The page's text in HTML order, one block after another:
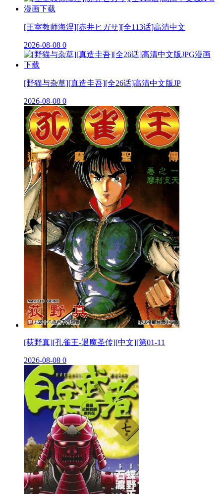
[王室教师海涅][赤井ヒガサ][全113话]高清中文
2026-08-08 0
[野猫与杂草][真造圭吾][全26话]高清中文版JP
2026-08-08 0
[荻野真][孔雀王-退魔圣传][中文][第01-11
2026-08-08 0